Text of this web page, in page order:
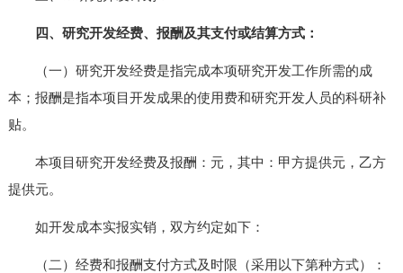
四、研究开发经费、报酬及其支付或结算方式：
（一）研究开发经费是指完成本项研究开发工作所需的成
本；报酬是指本项目开发成果的使用费和研究开发人员的科研补
贴。
本项目研究开发经费及报酬：元，其中：甲方提供元，乙方
提供元。
如开发成本实报实销，双方约定如下：
（二）经费和报酬支付方式及时限（采用以下第种方式）：